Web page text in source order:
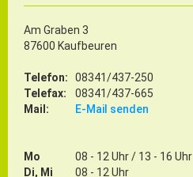
Am Graben 3
87600 Kaufbeuren
Telefon:
08341/437-250
Telefax:
08341/437-665
Mail:
E-Mail senden
Mo
08 - 12 Uhr / 13 - 16 Uhr
Di, Mi
08 - 12 Uhr